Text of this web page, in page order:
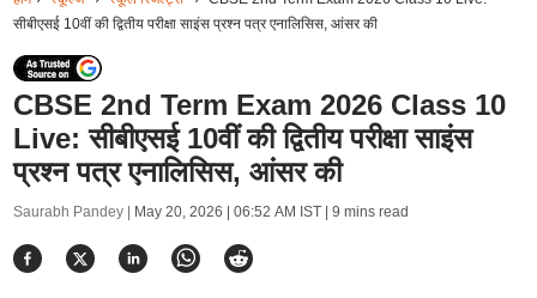
सीबीएसई 10वीं की द्वितीय परीक्षा साइंस प्रश्न पत्र एनालिसिस, आंसर की
CBSE 2nd Term Exam 2026 Class 10
Live: सीबीएसई 10वीं की द्वितीय परीक्षा साइंस
प्रश्न पत्र एनालिसिस, आंसर की
Saurabh Pandey | May 20, 2026 | 06:52 AM IST| 9 mins read